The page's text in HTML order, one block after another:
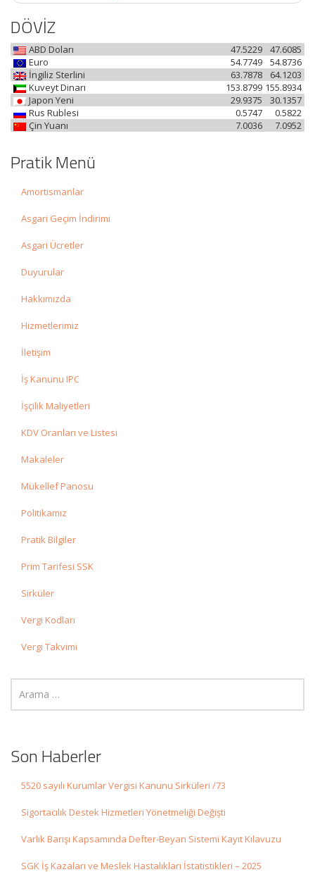
DÖVİZ
ABD Doları 47.6085
47.5229
Euro
54.8736
54.7749
İngiliz Sterlini
64.1203
63.7878
Kuveyt Dinarı
155.8934
153.8799
Japon Yeni
30.1357
29.9375
Rus Rublesi
0.5822
0.5747
Çin Yuanı
7.0952
7.0036
Pratik Menü
Amortismanlar
Asgari Geçim İndirimi
Asgari Ücretler
Duyurular
Hakkımızda
Hizmetlerimiz
İletişim
İş Kanunu IPC
İşçilik Maliyetleri
KDV Oranları ve Listesi
Makaleler
Mükellef Panosu
Politikamız
Pratik Bilgiler
Prim Tarifesi SSK
Sirküler
Vergi Kodları
Vergi Takvimi
Son Haberler
5520 sayılı Kurumlar Vergisi Kanunu Sirküleri /73
Sigortacılık Destek Hizmetleri Yönetmeliği Değişti
Varlık Barışı Kapsamında Defter-Beyan Sistemi Kayıt Kılavuzu
SGK İş Kazaları ve Meslek Hastalıkları İstatistikleri – 2025